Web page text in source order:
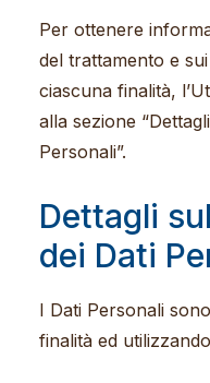
Per ottenere
del trattamento e
ciascuna finalità,
alla sezione
Personali”.
Dettagli
dei Dati
I Dati Personali
finalità ed